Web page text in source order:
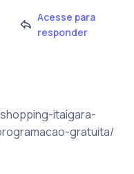
Acesse para
responder
itaigara-
gratuita/